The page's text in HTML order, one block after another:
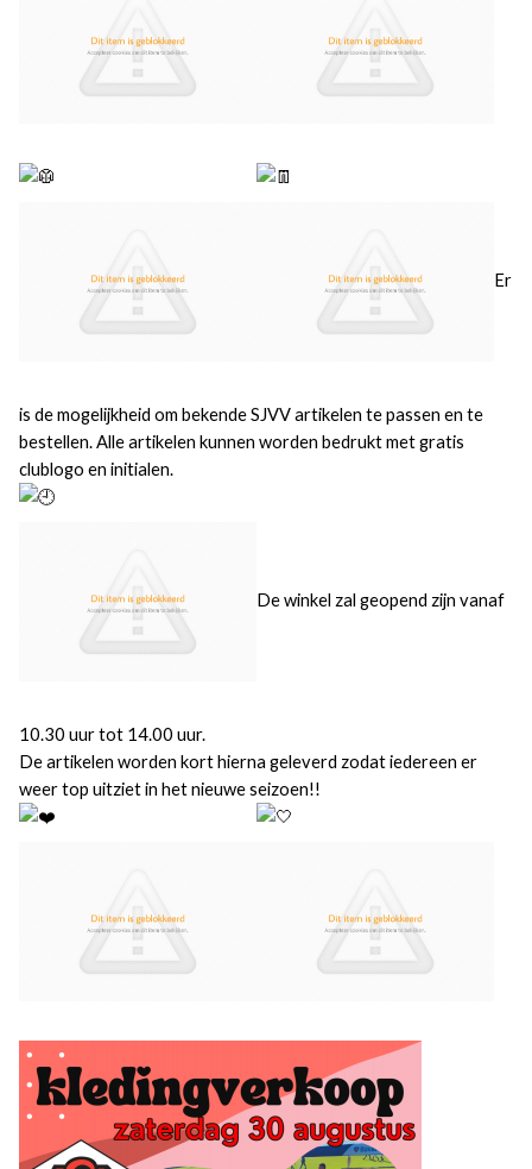
Er
is de mogelijkheid om bekende SJVV artikelen te passen en te
bestellen. Alle artikelen kunnen worden bedrukt met gratis
clublogo en initialen.
De winkel zal geopend zijn vanaf
10.30 uur tot 14.00 uur.
De artikelen worden kort hierna geleverd zodat iedereen er
weer top uitziet in het nieuwe seizoen!!